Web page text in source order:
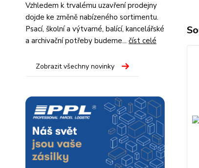
Vzhledem k trvalému uzavření prodejny
dojde ke změně nabízeného sortimentu.
Psací, školní a výtvarné, balící, kancelářské
a archivační potřeby budeme... číst celé
Zobrazit všechny novinky